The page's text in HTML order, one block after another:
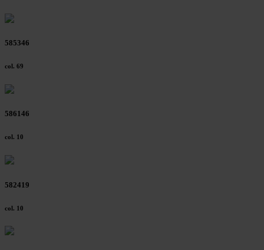
585346
col. 69
586146
col. 10
582419
col. 10